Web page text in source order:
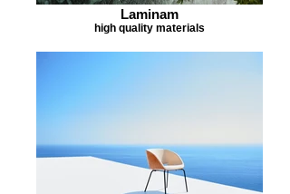
Laminam
high quality materials